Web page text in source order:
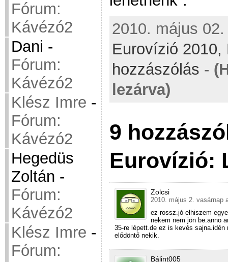
Fórum:
Kávézó2
Dani -
Fórum:
Kávézó2
Klész Imre -
Fórum:
Kávézó2
Hegedüs
Zoltán -
Fórum:
Kávézó2
Klész Imre -
Fórum:
2010. május
Eurovízió 2010,
hozzászólás -
lezárva)
9
Eurovízió:
Zolcsi
2010. május 2. vasárnap
ez rossz.jó elhiszem
nekem nem jön be.anno
35-re lépett.de ez is kevés
elődöntő nekik.
Bálint005